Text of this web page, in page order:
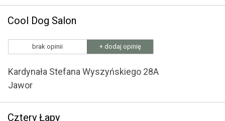
Cool Dog Salon
brak opinii + dodaj opinię
Kardynała Stefana Wyszyńskiego 28A
Jawor
Cztery Łapy